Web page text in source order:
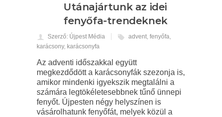
Utánajártunk az idei
fenyőfa-trendeknek
Szerző: Újpest Média advent, fenyőfa,
karácsony, karácsonyfa
Az adventi időszakkal együtt
megkezdődött a karácsonyfák szezonja is,
amikor mindenki igyekszik megtalálni a
számára legtökéletesebbnek tűnő ünnepi
fenyőt. Újpesten négy helyszínen is
vásárolhatunk fenyőfát, melyek közül a